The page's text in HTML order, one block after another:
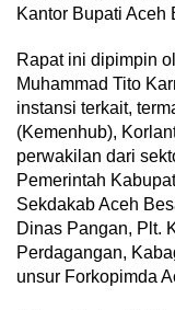
Kantor Bupati Aceh
Rapat ini dipimpin
Muhammad Tito
instansi terkait,
(Kemenhub),
perwakilan dari
Pemerintah
Sekdakab Aceh
Dinas Pangan, Plt.
Perdagangan,
unsur Forkopimda